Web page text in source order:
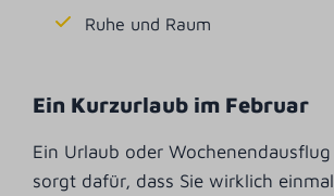
Ruhe und Raum
Ein Kurzurlaub im Februar
Ein Urlaub oder
sorgt dafür, dass Sie wirklich